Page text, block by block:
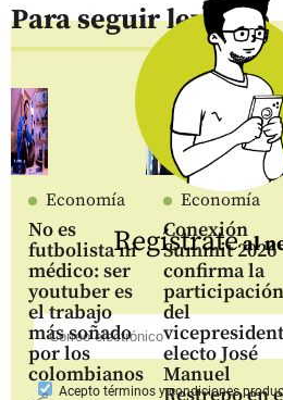
Para seguir leyendo
Economía
No es
futbolista ni
médico: ser
youtuber es
el trabajo
más soñado
por los
colombianos
Economía
Conexión
Summit 2026
confirma la
participación
del
electo José
Manuel
Regístrateal
Aceptotérminos y condiciones